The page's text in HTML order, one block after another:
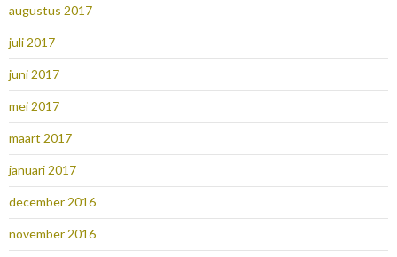
augustus 2017
juli 2017
juni 2017
mei 2017
maart 2017
januari 2017
december 2016
november 2016